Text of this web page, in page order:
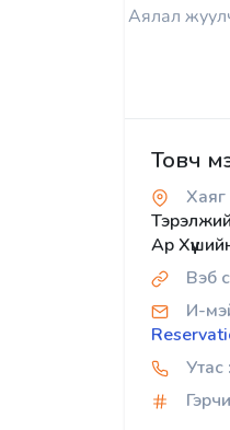
Аялал
Товч
Хаяг
Ар
Вэб
И-
Утас :